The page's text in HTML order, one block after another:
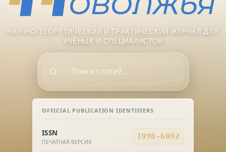
OFFICIAL PUBLICATION IDENTIFIERS
ISSN
ПЕЧАТНАЯ ВЕРСИЯ
1998-6092
НАУЧНО-ТЕОРЕТИЧЕСКИЙ И ПРАКТИЧЕСКИЙ ЖУРНАЛ ДЛЯ
УЧЕНЫХ И СПЕЦИАЛИСТОВ